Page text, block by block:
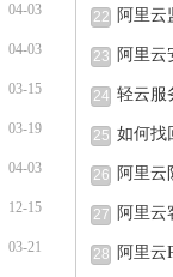
04-03
04-03
03-15
03-19
04-03
12-15
03-21
22 阿里云
23 阿里云
24 轻云服
25 如何找
26 阿里云
27 阿里云
28 阿里云